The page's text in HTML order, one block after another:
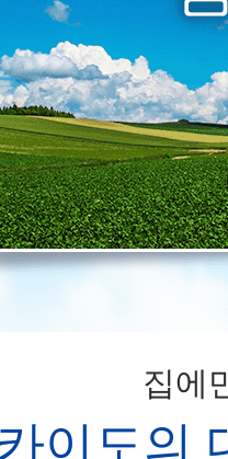
집에
이도의